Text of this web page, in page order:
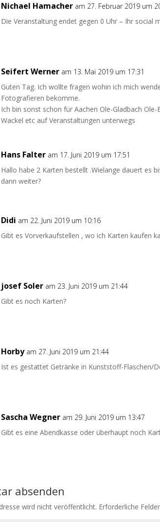
Nichael Hamacher am 27. Februar 2019 um
Die Veranstaltung endet gegen 0 Uhr – Ihr social
Seifert Werner am 13. Mai 2019 um 17:31
Guten Tag. Ich wollte fragen wohin ich mich
Fotografieren bekomme.
Ich bin sonst schon für Aachen Ole-Gladbach
Wackel etc auf Veranstaltungen unterwegs
Hans Falter am 17. Juni 2019 um 17:51
Hallo habe 2 Karten bestellt .Wielange dauert es
dann weiter?
Didi am 22. Juni 2019 um 10:16
Gibt es Vorverkaufstellen , wo ich Karten kaufen
josef Soler am 23. Juni 2019 um 21:44
Gibt es noch Karten?
Horby am 27. Juni 2019 um 21:44
Ist es gestattet Getränke in Kunststoff-Flaschen/
Sascha Wegner am 29. Juni 2019 um 13:47
Gibt es eine Abendkasse oder überhaupt noch
absenden
wird nicht veröffentlicht. Erforderliche